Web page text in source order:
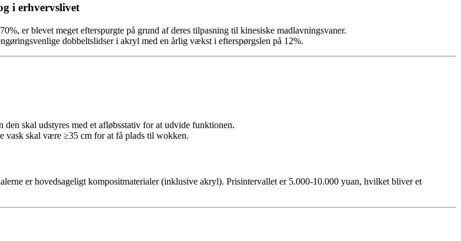
i erhvervslivet
er blevet meget efterspurgte på grund af deres tilpasning til kinesiske madlavningsvaner.
dobbeltslidser i akryl med en årlig vækst i efterspørgslen på 12%.
skal udstyres med et afløbsstativ for at udvide funktionen.
vask skal være ≥35 cm for at få plads til wokken.
er hovedsageligt kompositmaterialer (inklusive akryl). Prisintervallet er 5.000-10.000 yuan, hvilket bliver et